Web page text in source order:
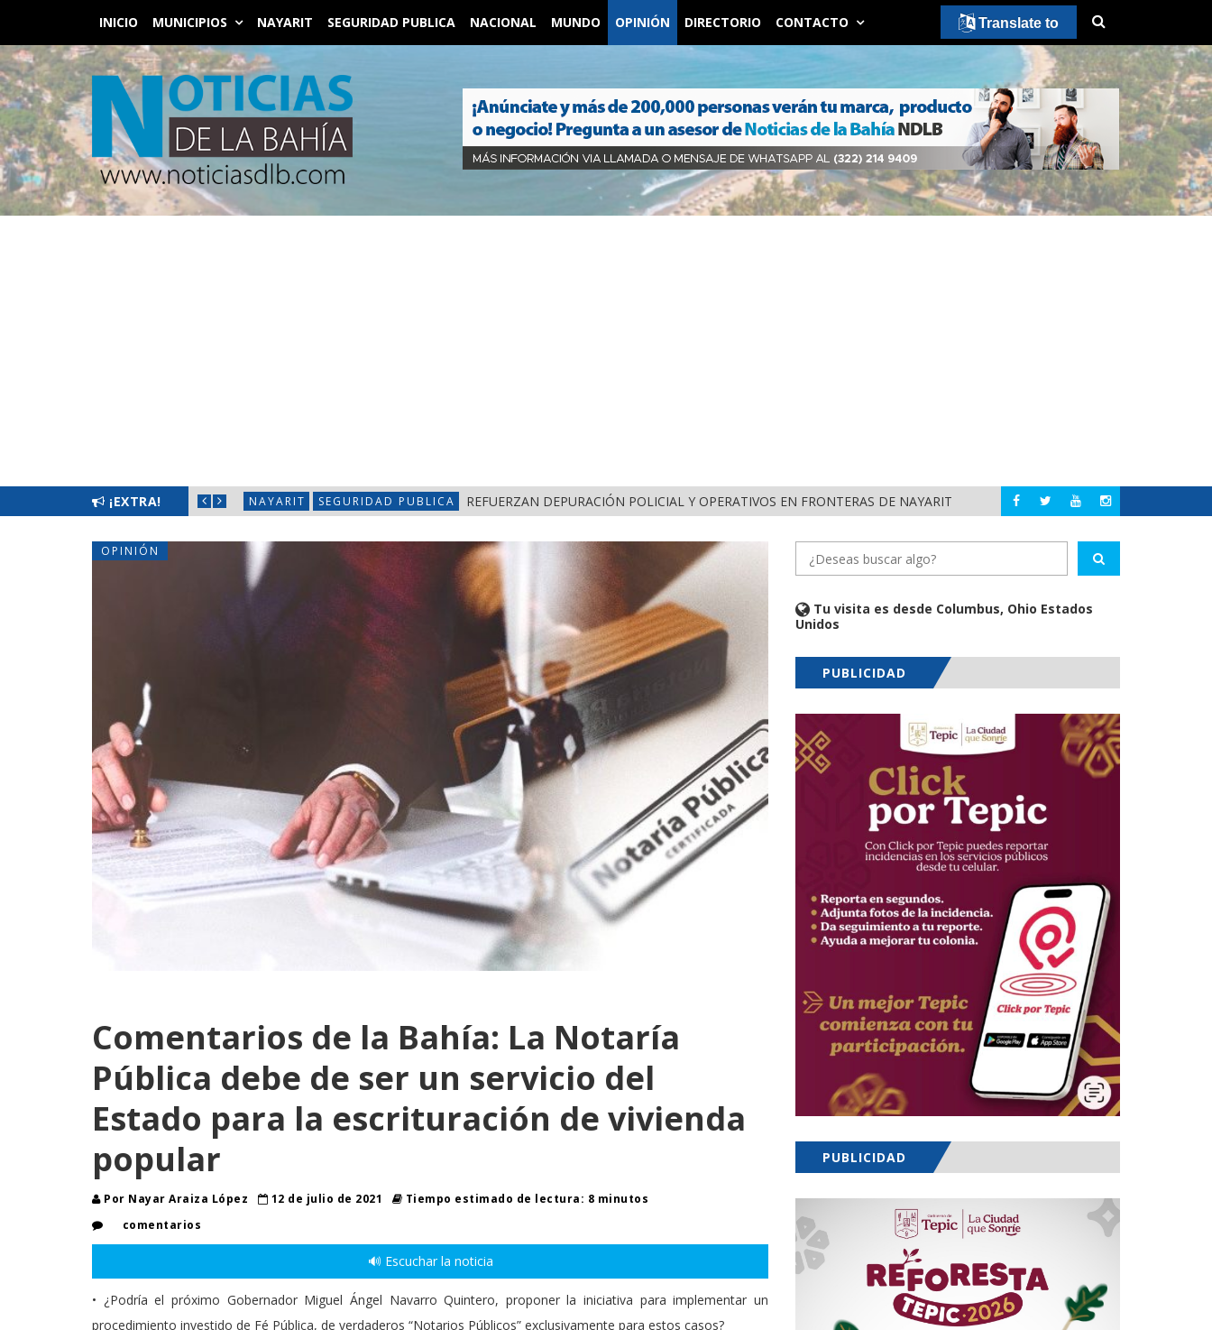
INICIO MUNICIPIOS NAYARIT SEGURIDAD PUBLICA NACIONAL MUNDO OPINIÓN DIRECTORIO CONTACTO
¡EXTRA!
EN BAHÍA DE BANDERAS NAYARIT SEGURIDAD PUBLICA REFUERZAN DEPURACIÓN POLICIAL Y OPERATIVOS EN FRONTERAS DE NAYARIT NAYARIT MUNICIPIOS DE
OPINIÓN
Comentarios de la Bahía: La Notaría
Pública debe de ser un servicio del
Estado para la escrituración de vivienda
popular
Por Nayar Araiza López 12 de julio de 2021
Tiempo estimado de lectura: 8 minutos
comentarios
🔊 Escuchar la noticia
• ¿Podría el próximo Gobernador Miguel Ángel Navarro Quintero, proponer la iniciativa para implementar un
procedimiento investido de Fé Pública, de verdaderos “Notarios Públicos” exclusivamente para estos casos?
Tu visita es desde Columbus, Ohio Estados
Unidos
PUBLICIDAD
PUBLICIDAD
Translate to